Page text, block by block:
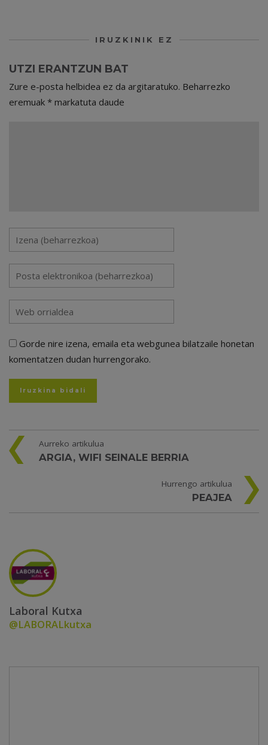
IRUZKINIK EZ
UTZI ERANTZUN BAT
Zure e-posta helbidea ez da argitaratuko. Beharrezko
eremuak * markatuta daude
Gorde nire izena, emaila eta webgunea bilatzaile honetan
komentatzen dudan hurrengorako.
Aurreko artikulua
ARGIA, WIFI SEINALE BERRIA
Hurrengo artikulua
PEAJEA
Laboral Kutxa
@LABORALkutxa